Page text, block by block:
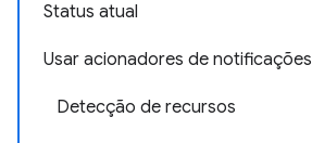
Status atual
Usar acionadores de notificações
Detecção de recursos